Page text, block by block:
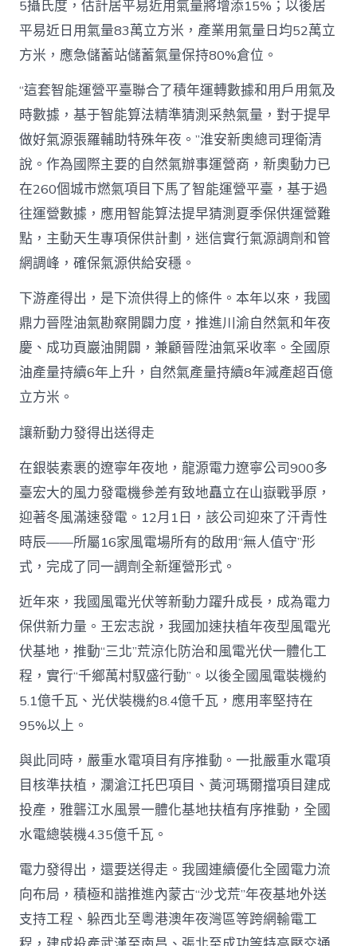
5攝氏度，估計居平易近用氣量將增添15%；以後居
平易近日用氣量83萬立方米，產業用氣量日均52萬立
方米，應急儲蓄站儲蓄氣量保持80%倉位。
“這套智能運營平臺聯合了積年運轉數據和用戶用氣及
時數據，基于智能算法精準猜測采熱氣量，對于提早
做好氣源張羅輔助特殊年夜。”淮安新奧總司理衛清
說。作為國際主要的自然氣辦事運營商，新奧動力已
在260個城市燃氣項目下馬了智能運營平臺，基于過
往運營數據，應用智能算法提早猜測夏季保供運營難
點，主動天生專項保供計劃，迷信實行氣源調劑和管
網調峰，確保氣源供給安穩。
下游產得出，是下流供得上的條件。本年以來，我國
鼎力晉陞油氣勘察開闢力度，推進川渝自然氣和年夜
慶、成功頁巖油開闢，兼顧晉陞油氣采收率。全國原
油產量持續6年上升，自然氣產量持續8年減產超百億
立方米。
讓新動力發得出送得走
在銀裝素裹的遼寧年夜地，龍源電力遼寧公司900多
臺宏大的風力發電機參差有致地矗立在山嶽戰爭原，
迎著冬風滿速發電。12月1日，該公司迎來了汗青性
時辰——所屬16家風電場所有的啟用“無人值守”形
式，完成了同一調劑全新運營形式。
近年來，我國風電光伏等新動力躍升成長，成為電力
保供新力量。王宏志說，我國加速扶植年夜型風電光
伏基地，推動“三北”荒涼化防治和風電光伏一體化工
程，實行“千鄉萬村馭盛行動”。以後全國風電裝機約
5.1億千瓦、光伏裝機約8.4億千瓦，應用率堅持在
95%以上。
與此同時，嚴重水電項目有序推動。一批嚴重水電項
目核準扶植，瀾滄江托巴項目、黃河瑪爾擋項目建成
投產，雅礱江水風景一體化基地扶植有序推動，全國
水電總裝機4.35億千瓦。
電力發得出，還要送得走。我國連續優化全國電力流
向布局，積極和諧推進內蒙古“沙戈荒”年夜基地外送
支持工程、躲西北至粵港澳年夜灣區等跨網輸電工